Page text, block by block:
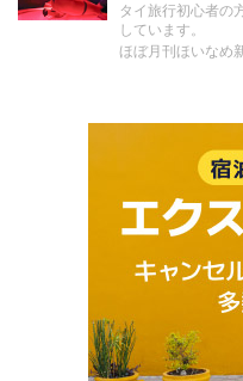
タイ旅行初心者の
しています。
ほぼ月刊ほいなめ